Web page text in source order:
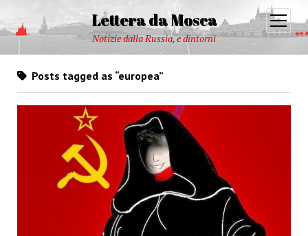
Lettera da Mosca
Notizie dalla Russia, e dintorni
open
menu
Posts tagged as “europea”